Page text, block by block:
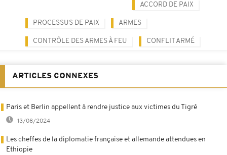
ACCORD DE PAIX
PROCESSUS DE PAIX ARMES
CONTRÔLE DES ARMES À FEU CONFLIT ARMÉ
ARTICLES CONNEXES
Paris et Berlin appellent à rendre justice aux victimes du Tigré
13/08/2024
Les cheffes de la diplomatie française et allemande attendues en
Ethiopie